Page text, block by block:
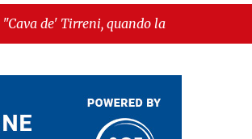
la burocrazia dimentica